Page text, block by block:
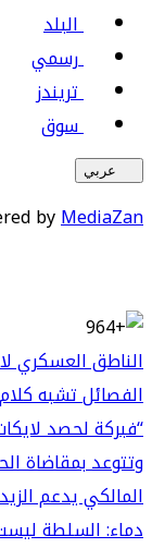
البلد
رسمي
تريندز
سوق
عربي
byMediaZan
الناطق العسكري
الفصائل تشبه
“فبركة لحصد
وتتوعد بمقاضاة
المالكي يدعم
دماء: السلطة